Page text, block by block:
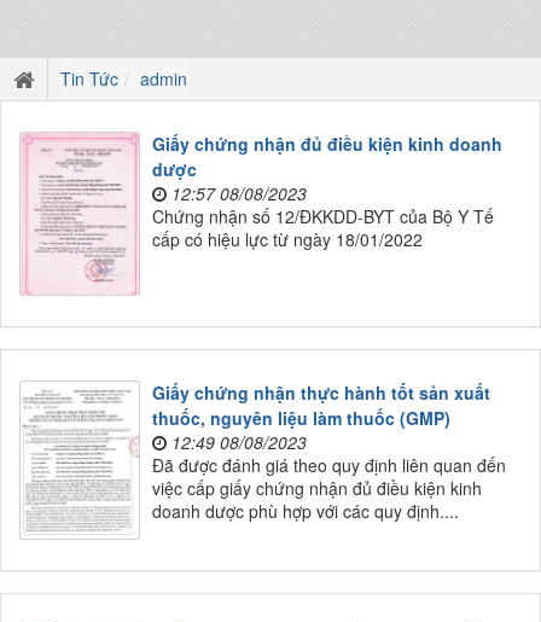
Tin Tức admin
Giấy chứng nhận đủ điều kiện kinh doanh
dược
12:57 08/08/2023
Chứng nhận số 12/ĐKKDD-BYT của Bộ Y Tế
cấp có hiệu lực từ ngày 18/01/2022
Giấy chứng nhận thực hành tốt sản xuất
thuốc, nguyên liệu làm thuốc (GMP)
12:49 08/08/2023
Đã được đánh giá theo quy định liên quan đến
việc cấp giấy chứng nhận đủ điều kiện kinh
doanh dược phù hợp với các quy định....